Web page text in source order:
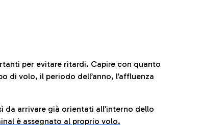
per evitare ritardi. Capire con quanto
di volo, il periodo dell’anno, l’affluenza
da arrivare già orientati all’interno dello
è assegnato al proprio volo.